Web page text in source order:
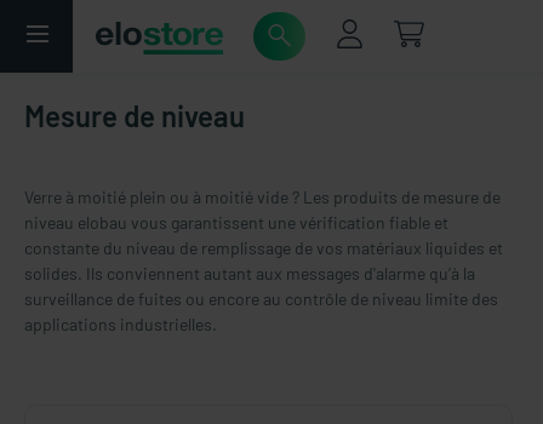
Mesure de niveau
Verre à moitié plein ou à moitié vide ? Les produits de mesure de
niveau elobau vous garantissent une vérification fiable et
constante du niveau de remplissage de vos matériaux liquides et
solides. Ils conviennent autant aux messages d'alarme qu’à la
surveillance de fuites ou encore au contrôle de niveau limite des
applications industrielles.